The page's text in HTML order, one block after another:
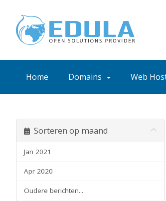
Home Domains Web
Sorteren op maand
Jan 2021
Apr 2020
Oudere berichten...